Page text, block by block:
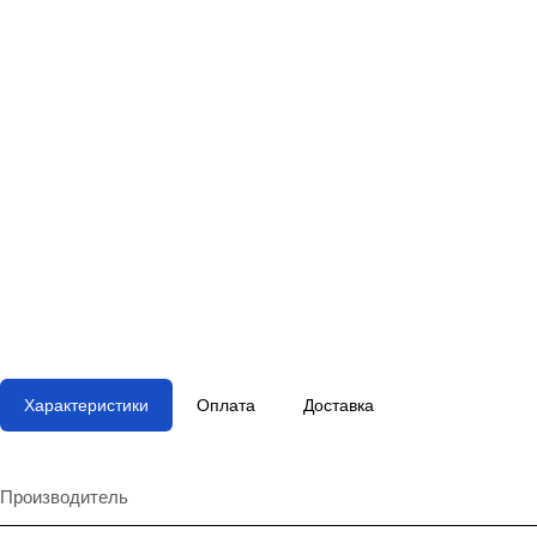
Характеристики Оплата Доставка
Производитель